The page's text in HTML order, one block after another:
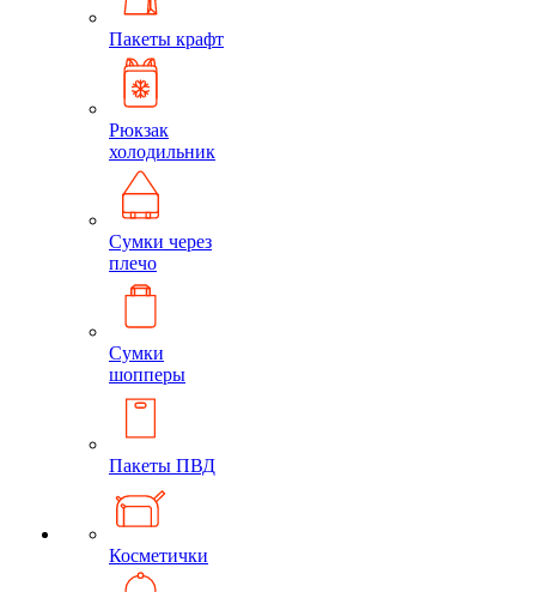
Пакеты крафт
Рюкзак
холодильник
Сумки через
плечо
Сумки
шопперы
Пакеты ПВД
Косметички